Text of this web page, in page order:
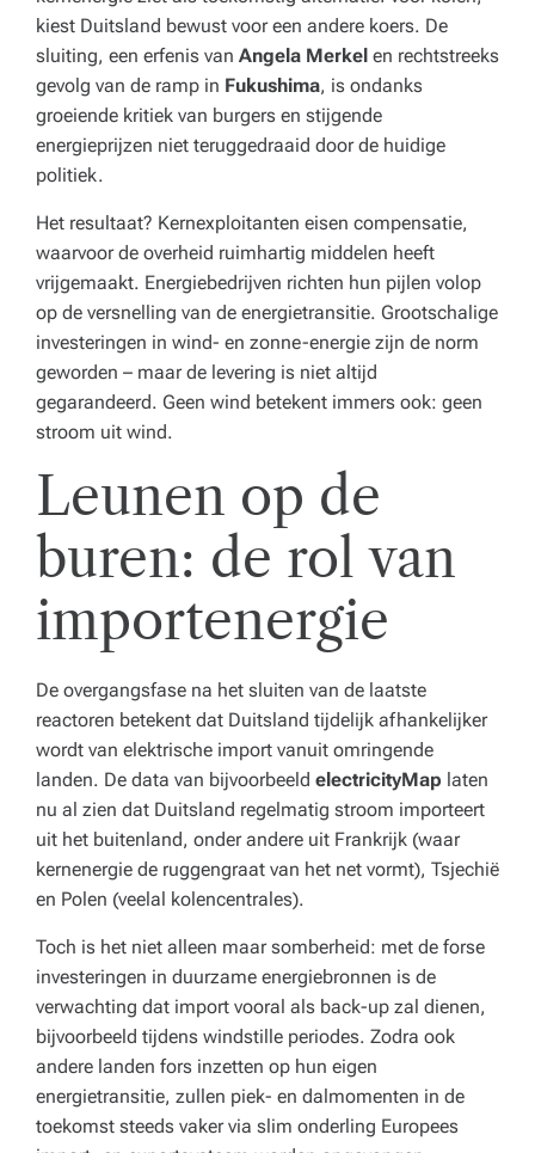
kiest Duitsland bewust voor een andere koers. De
sluiting, een erfenis van Angela Merkel en rechtstreeks
gevolg van de ramp in Fukushima, is ondanks
groeiende kritiek van burgers en stijgende
energieprijzen niet teruggedraaid door de huidige
politiek.
Het resultaat? Kernexploitanten eisen compensatie,
waarvoor de overheid ruimhartig middelen heeft
vrijgemaakt. Energiebedrijven richten hun pijlen volop
op de versnelling van de energietransitie. Grootschalige
investeringen in wind- en zonne-energie zijn de norm
geworden – maar de levering is niet altijd
gegarandeerd. Geen wind betekent immers ook: geen
stroom uit wind.
Leunen op de
buren: de rol van
importenergie
De overgangsfase na het sluiten van de laatste
reactoren betekent dat Duitsland tijdelijk afhankelijker
wordt van elektrische import vanuit omringende
landen. De data van bijvoorbeeld electricityMap laten
nu al zien dat Duitsland regelmatig stroom importeert
uit het buitenland, onder andere uit Frankrijk (waar
kernenergie de ruggengraat van het net vormt), Tsjechië
en Polen (veelal kolencentrales).
Toch is het niet alleen maar somberheid: met de forse
investeringen in duurzame energiebronnen is de
verwachting dat import vooral als back-up zal dienen,
bijvoorbeeld tijdens windstille periodes. Zodra ook
andere landen fors inzetten op hun eigen
energietransitie, zullen piek- en dalmomenten in de
toekomst steeds vaker via slim onderling Europees